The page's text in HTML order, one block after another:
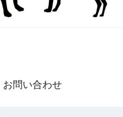
お問い合わせ